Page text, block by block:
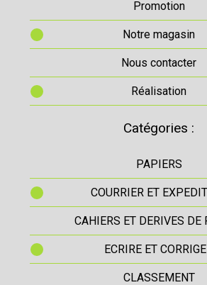
Promotion
Notre magasin
Nous contacter
Réalisation
Catégories :
PAPIERS
COURRIER ET
CAHIERS ET DERIVES DE
ECRIRE ET
CLASSEMENT